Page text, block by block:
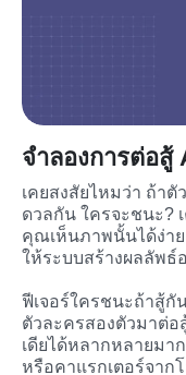
จำลองการต่อ
เคยสงสัยไหมว่า ถ้า
ดวลกัน ใครจะชนะ?
คุณเห็นภาพนั้นได้ง่า
ให้ระบบสร้างผลลัพธ์
ฟีเจอร์ใครชนะถ้าสู้กั
ตัวละครสองตัวมาต่อ
เดียได้หลากหลายมา
หรือคาแรกเตอร์จาก